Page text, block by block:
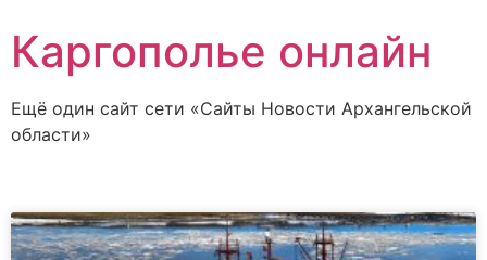
Каргополье онлайн
Ещё один сайт сети «Сайты Новости Архангельской
области»